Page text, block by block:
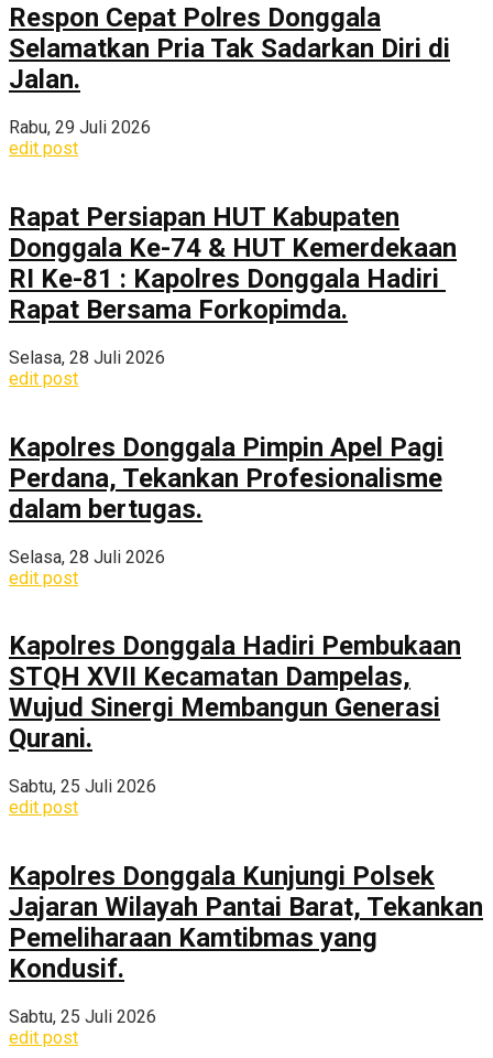
Respon Cepat Polres Donggala
Selamatkan Pria Tak Sadarkan Diri di
Jalan.
Rabu, 29 Juli 2026
edit post
Rapat Persiapan HUT Kabupaten
Donggala Ke-74 & HUT Kemerdekaan
RI Ke-81 : Kapolres Donggala Hadiri
Rapat Bersama Forkopimda.
Selasa, 28 Juli 2026
edit post
Kapolres Donggala Pimpin Apel Pagi
Perdana, Tekankan Profesionalisme
dalam bertugas.
Selasa, 28 Juli 2026
edit post
Kapolres Donggala Hadiri Pembukaan
STQH XVII Kecamatan Dampelas,
Wujud Sinergi Membangun Generasi
Qurani.
Sabtu, 25 Juli 2026
edit post
Kapolres Donggala Kunjungi Polsek
Jajaran Wilayah Pantai Barat, Tekankan
Pemeliharaan Kamtibmas yang
Kondusif.
Sabtu, 25 Juli 2026
edit post